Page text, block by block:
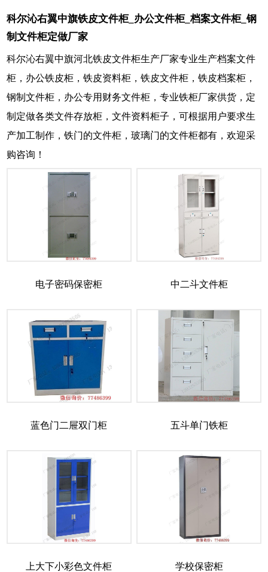
科尔沁右翼中旗铁皮文件柜_办公文件柜_档案文件柜_钢
制文件柜定做厂家
科尔沁右翼中旗河北铁皮文件柜生产厂家专业生产档案文件
柜，办公铁皮柜，铁皮资料柜，铁皮文件柜，铁皮档案柜，
钢制文件柜，办公专用财务文件柜，专业铁柜厂家供货，定
制定做各类文件存放柜，文件资料柜子，可根据用户要求生
产加工制作，铁门的文件柜，玻璃门的文件柜都有，欢迎采
购咨询！
电子密码保密柜 中二斗文件柜
蓝色门二屉双门柜 五斗单门铁柜
上大下小彩色文件柜 学校保密柜